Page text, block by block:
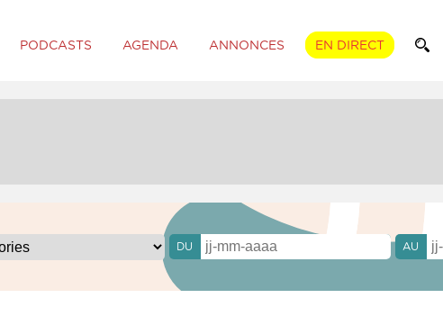
PODCASTS AGENDA ANNONCES EN DIRECT
DU AU